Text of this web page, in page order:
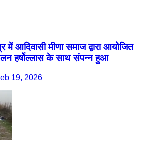
में आदिवासी मीणा समाज द्वारा आयोजित
हर्षोल्लास के साथ संपन्न हुआ
19, 2026